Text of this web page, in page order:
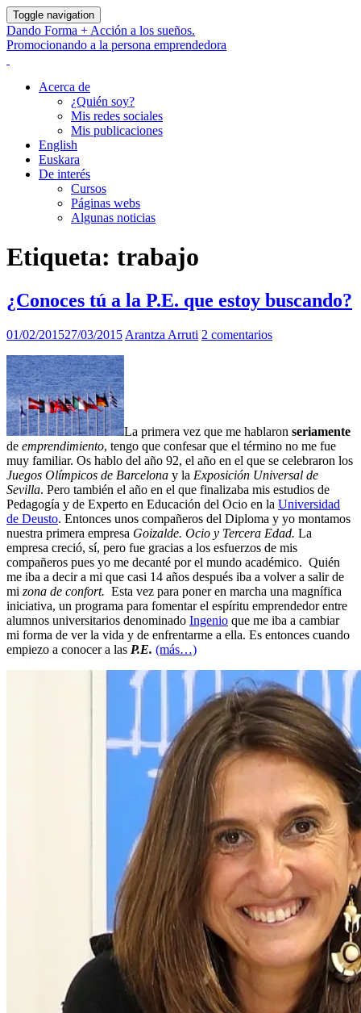
Toggle navigation
Dando Forma + Acción a los sueños.
Promocionando a la persona emprendedora
Acerca de
¿Quién soy?
Mis redes sociales
Mis publicaciones
English
Euskara
De interés
Cursos
Páginas webs
Algunas noticias
Etiqueta: trabajo
¿Conoces tú a la P.E. que estoy buscando?
01/02/201527/03/2015 Arantza Arruti 2 comentarios
La primera vez que me hablaron seriamente
de emprendimiento, tengo que confesar que el término no me fue
muy familiar. Os hablo del año 92, el año en el que se celebraron los
Juegos Olímpicos de Barcelona y la Exposición Universal de
Sevilla. Pero también el año en el que finalizaba mis estudios de
Pedagogía y de Experto en Educación del Ocio en la Universidad
de Deusto. Entonces unos compañeros del Diploma y yo montamos
nuestra primera empresa Goizalde. Ocio y Tercera Edad. La
empresa creció, sí, pero fue gracias a los esfuerzos de mis
compañeros pues yo me decanté por el mundo académico. Quién
me iba a decir a mi que casi 14 años después iba a volver a salir de
mi zona de confort. Esta vez para poner en marcha una magnífica
iniciativa, un programa para fomentar el espíritu emprendedor entre
alumnos universitarios denominado Ingenio que me iba a cambiar
mi forma de ver la vida y de enfrentarme a ella. Es entonces cuando
empiezo a conocer a las P.E. (más…)